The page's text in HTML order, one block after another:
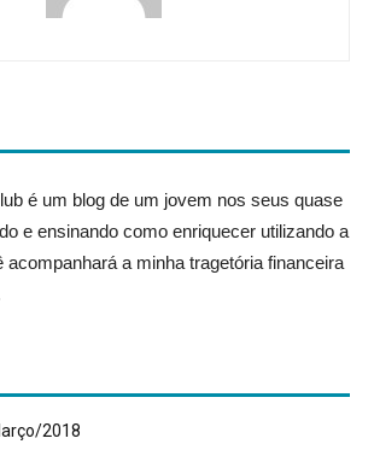
é um blog de um jovem nos seus quase
e ensinando como enriquecer utilizando a
acompanhará a minha tragetória financeira
2018